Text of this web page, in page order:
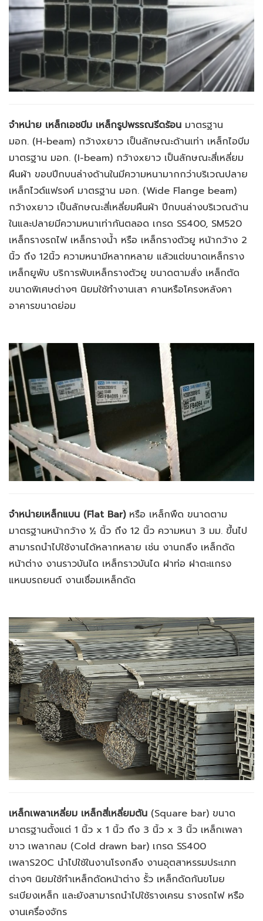
จำหน่าย เหล็กเอชบีม เหล็กรูปพรรณรีดร้อน มาตรฐาน
มอก. (H-beam) กว้างxยาว เป็นลักษณะด้านเท่า เหล็กไอบีม
มาตรฐาน มอก. (I-beam) กว้างxยาว เป็นลักษณะสี่เหลี่ยม
ผืนผ้า ขอบปีกบนล่างด้านในมีความหนามากกว่าบริเวณปลาย
เหล็กไวด์แฟรงค์ มาตรฐาน มอก. (Wide Flange beam)
กว้างxยาว เป็นลักษณะสี่เหลี่ยมผืนผ้า ปีกบนล่างบริเวณด้าน
ในและปลายมีความหนาเท่ากันตลอด เกรด SS400, SM520
เหล็กรางรถไฟ เหล็กรางน้ำ หรือ เหล็กรางตัวยู หน้ากว้าง 2
นิ้ว ถึง 12นิ้ว ความหนามีหลากหลาย แล้วแต่ขนาดเหล็กราง
เหล็กยูพับ บริการพับเหล็กรางตัวยู ขนาดตามสั่ง เหล็กตัด
ขนาดพิเศษต่างๆ นิยมใช้ทำงานเสา คานหรือโครงหลังคา
อาคารขนาดย่อม
จำหน่ายเหล็กแบน (Flat Bar) หรือ เหล็กพืด ขนาดตาม
มาตรฐานหน้ากว้าง ½ นิ้ว ถึง 12 นิ้ว ความหนา 3 มม. ขึ้นไป
สามารถนำไปใช้งานได้หลากหลาย เช่น งานกลึง เหล็กดัด
หน้าต่าง งานราวบันได เหล็กราวบันได ฝาท่อ ฝาตะแกรง
แหนบรถยนต์ งานเชื่อมเหล็กดัด
เหล็กเพลาเหลี่ยม เหล็กสี่เหลี่ยมตัน (Square bar) ขนาด
มาตรฐานตั้งแต่ 1 นิ้ว x 1 นิ้ว ถึง 3 นิ้ว x 3 นิ้ว เหล็กเพลา
ขาว เพลากลม (Cold drawn bar) เกรด SS400
เพลาS20C นำไปใช้ในงานโรงกลึง งานอุตสาหรรมประเภท
ต่างๆ นิยมใช้ทำเหล็กดัดหน้าต่าง รั้ว เหล็กดัดกันขโมย
ระเบียงเหล็ก และยังสามารถนำไปใช้รางเครน รางรถไฟ หรือ
งานเครื่องจักร